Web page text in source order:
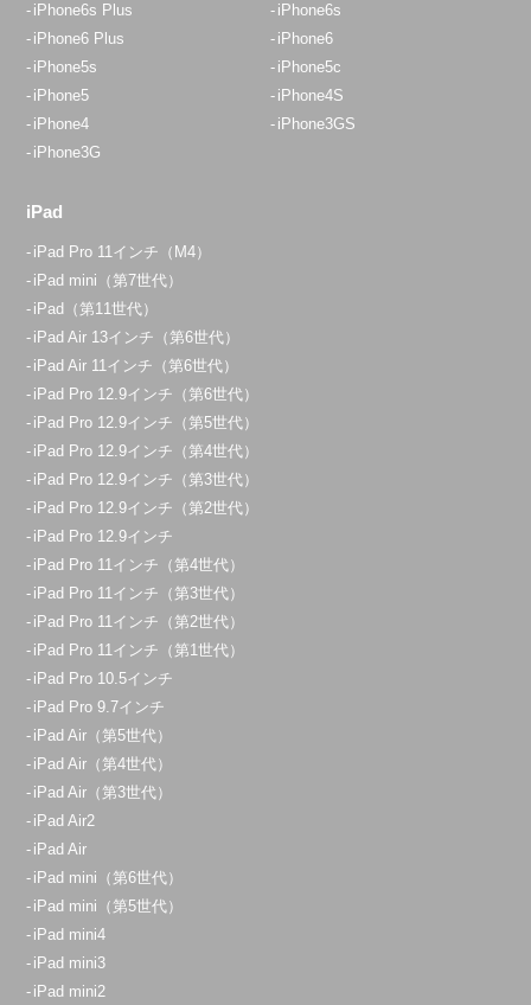
iPhone6s Plus
iPhone6s
iPhone6 Plus
iPhone6
iPhone5s
iPhone5c
iPhone5
iPhone4S
iPhone4
iPhone3GS
iPhone3G
iPad
iPad Pro 11インチ（M4）
iPad mini（第7世代）
iPad（第11世代）
iPad Air 13インチ（第6世代）
iPad Air 11インチ（第6世代）
iPad Pro 12.9インチ（第6世代）
iPad Pro 12.9インチ（第5世代）
iPad Pro 12.9インチ（第4世代）
iPad Pro 12.9インチ（第3世代）
iPad Pro 12.9インチ（第2世代）
iPad Pro 12.9インチ
iPad Pro 11インチ（第4世代）
iPad Pro 11インチ（第3世代）
iPad Pro 11インチ（第2世代）
iPad Pro 11インチ（第1世代）
iPad Pro 10.5インチ
iPad Pro 9.7インチ
iPad Air（第5世代）
iPad Air（第4世代）
iPad Air（第3世代）
iPad Air2
iPad Air
iPad mini（第6世代）
iPad mini（第5世代）
iPad mini4
iPad mini3
iPad mini2